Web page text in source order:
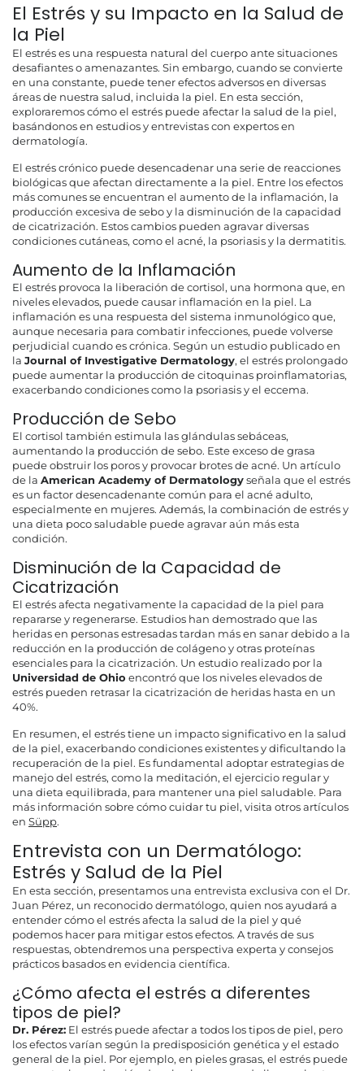
El Estrés y su Impacto en la Salud de
la Piel
El estrés es una respuesta natural del cuerpo ante situaciones
desafiantes o amenazantes. Sin embargo, cuando se convierte
en una constante, puede tener efectos adversos en diversas
áreas de nuestra salud, incluida la piel. En esta sección,
exploraremos cómo el estrés puede afectar la salud de la piel,
basándonos en estudios y entrevistas con expertos en
dermatología.
El estrés crónico puede desencadenar una serie de reacciones
biológicas que afectan directamente a la piel. Entre los efectos
más comunes se encuentran el aumento de la inflamación, la
producción excesiva de sebo y la disminución de la capacidad
de cicatrización. Estos cambios pueden agravar diversas
condiciones cutáneas, como el acné, la psoriasis y la dermatitis.
Aumento de la Inflamación
El estrés provoca la liberación de cortisol, una hormona que, en
niveles elevados, puede causar inflamación en la piel. La
inflamación es una respuesta del sistema inmunológico que,
aunque necesaria para combatir infecciones, puede volverse
perjudicial cuando es crónica. Según un estudio publicado en
la Journal of Investigative Dermatology, el estrés prolongado
puede aumentar la producción de citoquinas proinflamatorias,
exacerbando condiciones como la psoriasis y el eccema.
Producción de Sebo
El cortisol también estimula las glándulas sebáceas,
aumentando la producción de sebo. Este exceso de grasa
puede obstruir los poros y provocar brotes de acné. Un artículo
de la American Academy of Dermatologyseñala que el estrés
es un factor desencadenante común para el acné adulto,
especialmente en mujeres. Además, la combinación de estrés y
una dieta poco saludable puede agravar aún más esta
condición.
Disminución de la Capacidad de
Cicatrización
El estrés afecta negativamente la capacidad de la piel para
repararse y regenerarse. Estudios han demostrado que las
heridas en personas estresadas tardan más en sanar debido a la
reducción en la producción de colágeno y otras proteínas
esenciales para la cicatrización. Un estudio realizado por la
Universidad de Ohio encontró que los niveles elevados de
estrés pueden retrasar la cicatrización de heridas hasta en un
40%.
En resumen, el estrés tiene un impacto significativo en la salud
de la piel, exacerbando condiciones existentes y dificultando la
recuperación de la piel. Es fundamental adoptar estrategias de
manejo del estrés, como la meditación, el ejercicio regular y
una dieta equilibrada, para mantener una piel saludable. Para
más información sobre cómo cuidar tu piel, visita otros artículos
en Süpp.
Entrevista con un Dermatólogo:
Estrés y Salud de la Piel
En esta sección, presentamos una entrevista exclusiva con el Dr.
Juan Pérez, un reconocido dermatólogo, quien nos ayudará a
entender cómo el estrés afecta la salud de la piel y qué
podemos hacer para mitigar estos efectos. A través de sus
respuestas, obtendremos una perspectiva experta y consejos
prácticos basados en evidencia científica.
¿Cómo afecta el estrés a diferentes
tipos de piel?
Dr. Pérez: El estrés puede afectar a todos los tipos de piel, pero
los efectos varían según la predisposición genética y el estado
general de la piel. Por ejemplo, en pieles grasas, el estrés puede